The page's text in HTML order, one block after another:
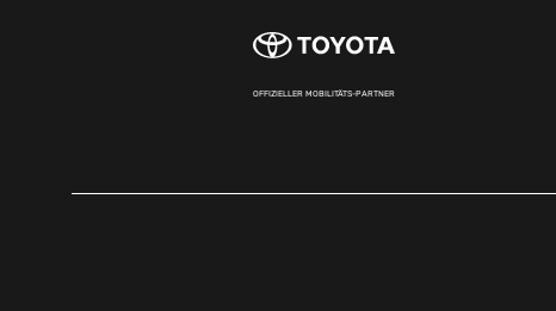
OFFIZIELLER MOBILITÄTS-PARTNER